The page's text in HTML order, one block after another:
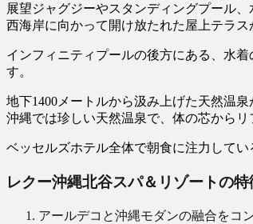
展望ジャグジーやスタンディングプール
西海岸に向かって開け放たれた屋上テラ
インフィニティプールの後方にある、水
す。
地下1400メートルから汲み上げた天然温
沖縄では珍しい天然温泉で、体の芯からリ
ベッセルズホテル全体で朝食に注力して
レクー沖縄北谷スパ＆リゾートの特
アールデコと沖縄モダンの融合をコ